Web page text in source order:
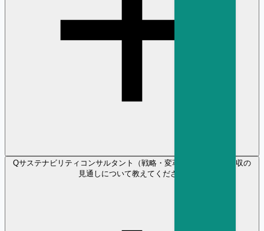
Qサステナビリティコンサルタント（戦略・変革） の将来性や年収の
見通しについて教えてください